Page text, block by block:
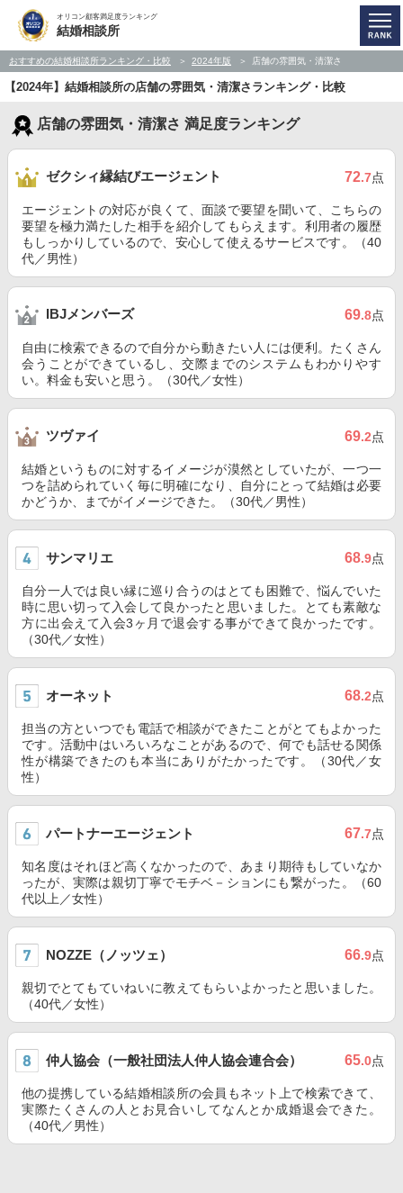
オリコン顧客満足度ランキング
結婚相談所
おすすめの結婚相談所ランキング・比較 2024年版 店舗の雰囲気・清潔さ
【2024年】結婚相談所の店舗の雰囲気・清潔さランキング・比較
店舗の雰囲気・清潔さ 満足度ランキング
ゼクシィ縁結びエージェント 72.7点
エージェントの対応が良くて、面談で要望を聞いて、こちらの
要望を極力満たした相手を紹介してもらえます。利用者の履歴
もしっかりしているので、安心して使えるサービスです。（40
代／男性）
IBJメンバーズ 69.8点
自由に検索できるので自分から動きたい人には便利。たくさん
会うことができているし、交際までのシステムもわかりやす
い。料金も安いと思う。（30代／女性）
ツヴァイ 69.2点
結婚というものに対するイメージが漠然としていたが、一つ一
つを詰められていく毎に明確になり、自分にとって結婚は必要
かどうか、までがイメージできた。（30代／男性）
サンマリエ 68.9点
自分一人では良い縁に巡り合うのはとても困難で、悩んでいた
時に思い切って入会して良かったと思いました。とても素敵な
方に出会えて入会3ヶ月で退会する事ができて良かったです。
（30代／女性）
オーネット 68.2点
担当の方といつでも電話で相談ができたことがとてもよかった
です。活動中はいろいろなことがあるので、何でも話せる関係
性が構築できたのも本当にありがたかったです。（30代／女
性）
パートナーエージェント 67.7点
知名度はそれほど高くなかったので、あまり期待もしていなか
ったが、実際は親切丁寧でモチベ－ションにも繋がった。（60
代以上／女性）
NOZZE（ノッツェ） 66.9点
親切でとてもていねいに教えてもらいよかったと思いました。
（40代／女性）
仲人協会（一般社団法人仲人協会連合会） 65.0点
他の提携している結婚相談所の会員もネット上で検索できて、
実際たくさんの人とお見合いしてなんとか成婚退会できた。
（40代／男性）